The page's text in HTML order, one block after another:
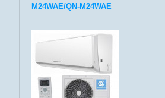
M24WAE/QN-M24WAE